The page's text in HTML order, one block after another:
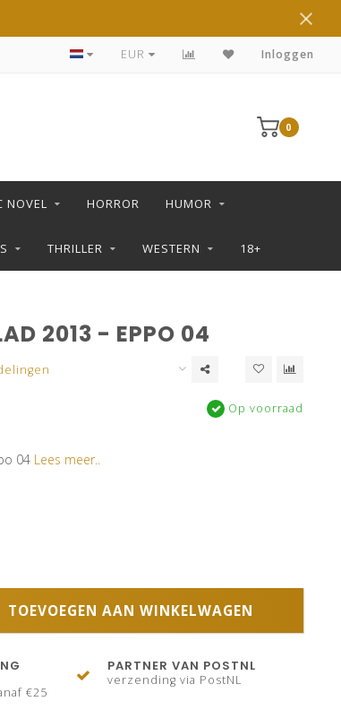
DE LEUKSTE STRIPS KOOP JE IN DE L SHOP
EUR Inloggen
0
NOVEL HORROR HUMOR
THRILLER WESTERN 18+
2013 - EPPO 04
Op voorraad
04 Lees meer..
TOEVOEGEN AAN WINKELWAGEN
€25
PARTNER VAN POSTNL
verzending via PostNL